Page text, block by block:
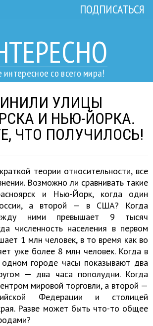
интересное со всего мира!
ПОДПИСАТЬСЯ
УЛИЦЫ
И НЬЮ-ЙОРКА.
ЧТО ПОЛУЧИЛОСЬ!
теории относительности, все
Возможно ли сравнивать такие
и Нью-Йорк, когда один
а второй — в США? Когда
ними превышает 9 тысяч
численность населения в первом
1 млн человек, в то время как во
уже более 8 млн человек. Когда в
городе часы показывают два
— два часа пополудни. Когда
мировой торговли, а второй —
Федерации и столицей
Разве может быть что-то общее